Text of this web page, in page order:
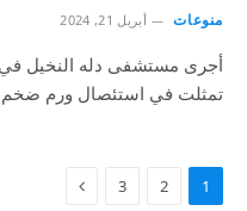
منوعات أبريل 21, 2024
أجرى مستشفى دله النخيل في
تمثلت في استئصال ورم ضخم،
1
2
3